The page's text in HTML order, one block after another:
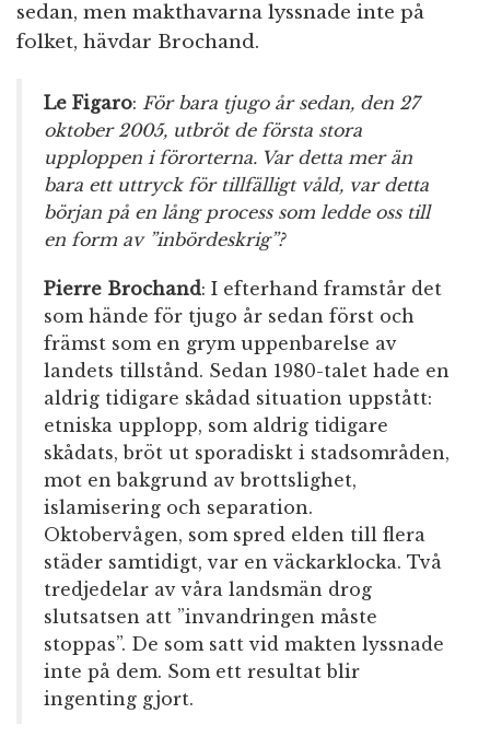
sedan, men makthavarna lyssnade inte på
folket, hävdar Brochand.
Le Figaro: För bara tjugo år sedan, den 27
oktober 2005, utbröt de första stora
upploppen i förorterna. Var detta mer än
bara ett uttryck för tillfälligt våld, var detta
början på en lång process som ledde oss till
en form av ”inbördeskrig”?
Pierre Brochand: I efterhand framstår det
som hände för tjugo år sedan först och
främst som en grym uppenbarelse av
landets tillstånd. Sedan 1980-talet hade en
aldrig tidigare skådad situation uppstått:
etniska upplopp, som aldrig tidigare
skådats, bröt ut sporadiskt i stadsområden,
mot en bakgrund av brottslighet,
islamisering och separation.
Oktobervågen, som spred elden till flera
städer samtidigt, var en väckarklocka. Två
tredjedelar av våra landsmän drog
slutsatsen att ”invandringen måste
stoppas”. De som satt vid makten lyssnade
inte på dem. Som ett resultat blir
ingenting gjort.